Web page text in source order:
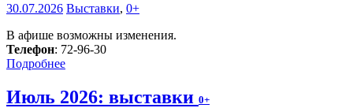
30.07.2026 Выставки, 0+
В афише возможны изменения.
Телефон: 72-96-30
Подробнее
Июль 2026: выставки 0+